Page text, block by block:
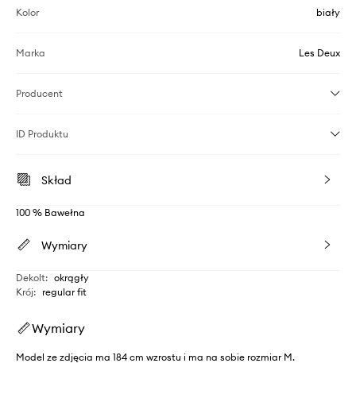
Kolor biały
Marka Les Deux
Producent
ID Produktu
Skład
100 % Bawełna
Wymiary
Dekolt: okrągły
Krój: regular fit
Wymiary
Model ze zdjęcia ma 184 cm wzrostu i ma na sobie rozmiar M.